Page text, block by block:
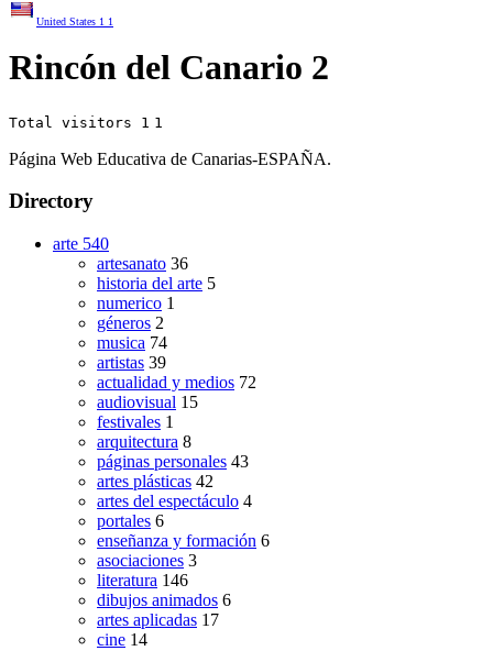
United States 1 1
Rincón del Canario 2
Total visitors 1 1
Página Web Educativa de Canarias-ESPAÑA.
Directory
arte 540
artesanato 36
historia del arte 5
numerico 1
géneros 2
musica 74
artistas 39
actualidad y medios 72
audiovisual 15
festivales 1
arquitectura 8
páginas personales 43
artes plásticas 42
artes del espectáculo 4
portales 6
enseñanza y formación 6
asociaciones 3
literatura 146
dibujos animados 6
artes aplicadas 17
cine 14